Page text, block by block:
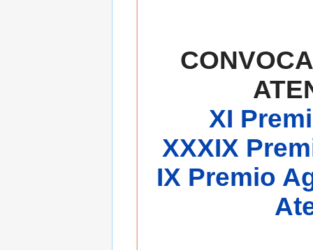
XI
XXXIX
IX Premio